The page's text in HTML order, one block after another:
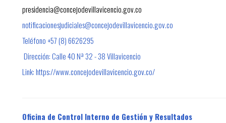
presidencia@concejodevillavicencio.gov.co
notificacionesjudiciales@concejodevillavicencio.gov.co
Teléfono +57 (8) 6626295
Dirección: Calle 40 Nª 32 - 38 Villavicencio
Link: https://www.concejodevillavicencio.gov.co/
Oficina de Control Interno de Gestión y Resultados